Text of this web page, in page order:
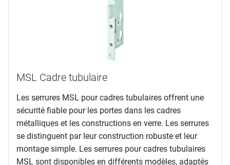
MSL Cadre tubulaire
Les serrures MSL pour cadres tubulaires offrent une
sécurité fiable pour les portes dans les cadres
métalliques et les constructions en verre. Les serrures
se distinguent par leur construction robuste et leur
montage simple. Les serrures pour cadres tubulaires
MSL sont disponibles en différents modèles, adaptés